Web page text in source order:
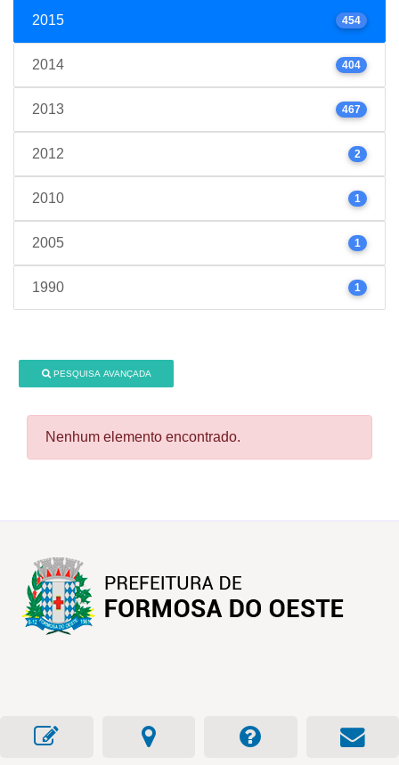
2015 454
2014 404
2013 467
2012 2
2010 1
2005 1
1990 1
PESQUISA AVANÇADA
Nenhum elemento encontrado.